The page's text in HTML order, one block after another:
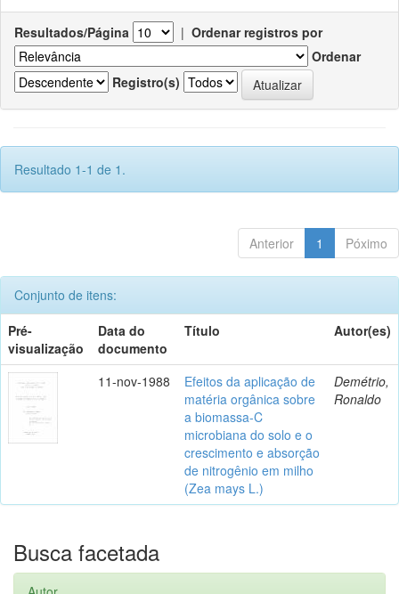
Resultados/Página | Ordenar registros por
Ordenar
Registro(s)
Resultado 1-1 de 1.
Anterior 1 Póximo
Conjunto de itens:
Pré-
visualização
Data do
documento
Título Autor(es)
11-nov-1988
Efeitos da aplicação de
matéria orgânica sobre
a biomassa-C
microbiana do solo e o
crescimento e absorção
de nitrogênio em milho
(Zea mays L.)
Demétrio,
Ronaldo
Busca facetada